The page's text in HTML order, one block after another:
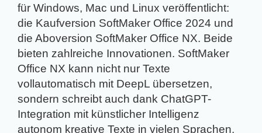
für Windows, Mac und Linux veröffentlicht:
die Kaufversion SoftMaker Office 2024 und
die Aboversion SoftMaker Office NX. Beide
bieten zahlreiche Innovationen. SoftMaker
Office NX kann nicht nur Texte
vollautomatisch mit DeepL übersetzen,
sondern schreibt auch dank ChatGPT-
Integration mit künstlicher Intelligenz
autonom kreative Texte in vielen Sprachen.